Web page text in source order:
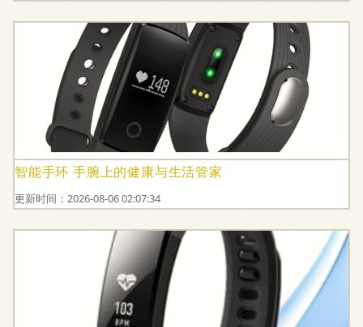
智能手环 手腕上的健康与生活管家
更新时间：2026-08-06 02:07:34